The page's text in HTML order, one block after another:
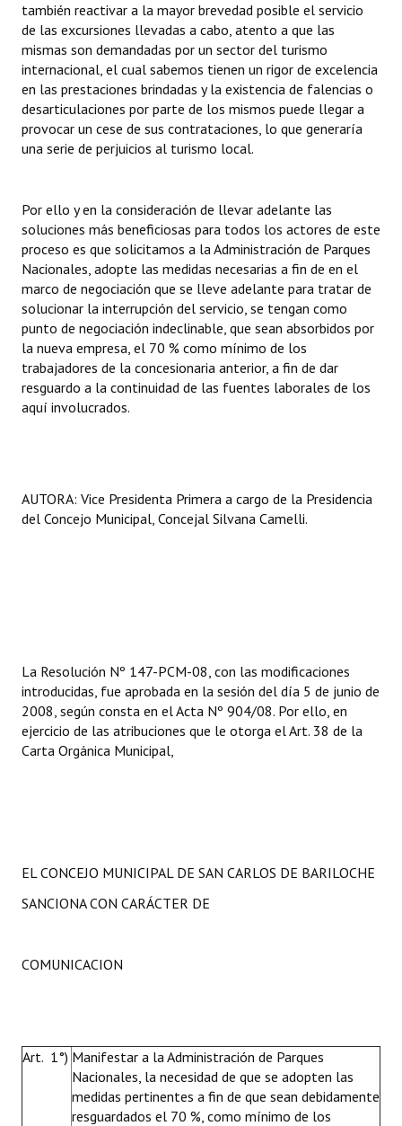
Declaraciones
Resoluciones
Resoluciones de Presidencia
INSTITUCIONAL
Noticias Destacadas
Registros y Distinciones
Datos Históricos
Premio al Mérito - Registro
Audiencias Públicas - Registro
Mujeres que Dejaron Huellas - Registro
Banca del Vecino - Registro
Entrega de distinciones
REFORMA DE LA CARTA ORGÁNICA
también reactivar a la mayor brevedad posible el servicio
de las excursiones llevadas a cabo, atento a que las
mismas son demandadas por un sector del turismo
internacional, el cual sabemos tienen un rigor de excelencia
en las prestaciones brindadas y la existencia de falencias o
desarticulaciones por parte de los mismos puede llegar a
provocar un cese de sus contrataciones, lo que generaría
una serie de perjuicios al turismo local.
Por ello y en la consideración de llevar adelante las
soluciones más beneficiosas para todos los actores de este
proceso es que solicitamos a la Administración de Parques
Nacionales, adopte las medidas necesarias a fin de en el
marco de negociación que se lleve adelante para tratar de
solucionar la interrupción del servicio, se tengan como
punto de negociación indeclinable, que sean absorbidos por
la nueva empresa, el 70 % como mínimo de los
trabajadores de la concesionaria anterior, a fin de dar
resguardo a la continuidad de las fuentes laborales de los
aquí involucrados.
AUTORA: Vice Presidenta Primera a cargo de la Presidencia
del Concejo Municipal, Concejal Silvana Camelli.
La Resolución Nº 147-PCM-08, con las modificaciones
introducidas, fue aprobada en la sesión del día 5 de junio de
2008, según consta en el Acta Nº 904/08. Por ello, en
ejercicio de las atribuciones que le otorga el Art. 38 de la
Carta Orgánica Municipal,
EL CONCEJO MUNICIPAL DE SAN CARLOS DE BARILOCHE
SANCIONA CON CARÁCTER DE
COMUNICACION
Art. 1°) Manifestar a la Administración de Parques
Nacionales, la necesidad de que se adopten las
medidas pertinentes a fin de que sean debidamente
resguardados el 70 %, como mínimo de los